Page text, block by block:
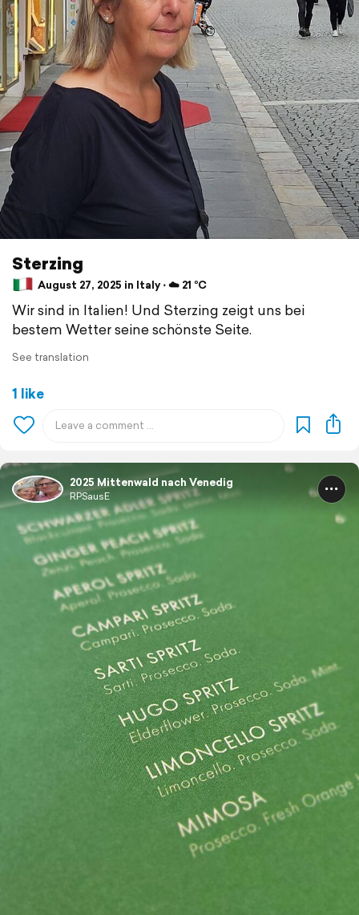
Sterzing
August 27, 2025 in Italy ⋅ ☁️ 21 °C
Wir sind in Italien! Und Sterzing zeigt uns bei
bestem Wetter seine schönste Seite.
See translation
1 like
2025 Mittenwald nach Venedig
RPSausE